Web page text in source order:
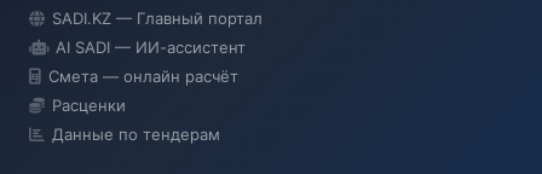
SADI.KZ — Главный портал
AI SADI — ИИ-ассистент
Смета — онлайн расчёт
Расценки
Данные по тендерам
● Подключение...